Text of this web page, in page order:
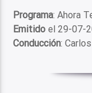
Programa: Ahora
Emitido el 29-07-
Conducción: